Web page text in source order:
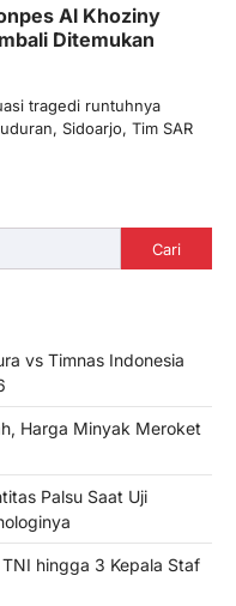
Al Khoziny
Ditemukan
tragedi runtuhnya
Sidoarjo, Tim SAR
Cari
vs Timnas Indonesia
Harga Minyak Meroket
Palsu Saat Uji
hingga 3 Kepala Staf